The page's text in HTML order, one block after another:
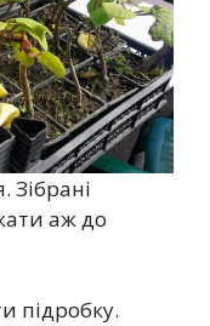
Зібрані
аж до
підробку.